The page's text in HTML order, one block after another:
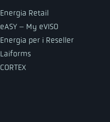
Energia Retail
eASY – My eVISO
Energia per i Reseller
Laiforms
CORTEX